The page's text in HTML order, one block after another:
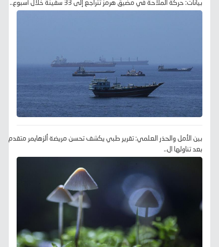
بيانات: حركة الملاحة في مضيق هرمز تتراجع إلى 33 سفينة خلال أسبوع..
بين الأمل والحذر العلمي: تقرير طبي يكشف تحسن مريضة ألزهايمر متقدم
بعد تناولها ال..